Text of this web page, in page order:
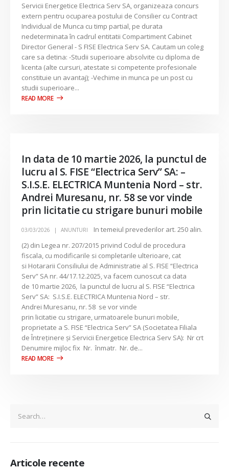
Servicii Energetice Electrica Serv SA, organizeaza concurs
extern pentru ocuparea postului de Consilier cu Contract
Individual de Munca cu timp partial, pe durata
nedeterminata în cadrul entitatii Compartiment Cabinet
Director General - S FISE Electrica Serv SA. Cautam un coleg
care sa detina: -Studii superioare absolvite cu diploma de
licenta (alte cursuri, atestate si competente profesionale
constituie un avantaj); -Vechime in munca pe un post cu
studii superioare...
In data de 10 martie 2026, la punctul de
lucru al S. FISE “Electrica Serv” SA: –
S.I.S.E. ELECTRICA Muntenia Nord – str.
Andrei Muresanu, nr. 58 se vor vinde
prin licitatie cu strigare bunuri mobile
03/03/2026 ANUNTURI
In temeiul prevederilor art. 250 alin.
(2) din Legea nr. 207/2015 privind Codul de procedura
fiscala, cu modificarile si completarile ulterioare, cat
si Hotararii Consiliului de Administratie al S. FISE “Electrica
Serv” SA nr. 44/17.12.2025, va facem cunoscut ca data
de 10 martie 2026, la punctul de lucru al S. FISE “Electrica
Serv” SA: S.I.S.E. ELECTRICA Muntenia Nord – str.
Andrei Muresanu, nr. 58 se vor vinde
prin licitatie cu strigare, urmatoarele bunuri mobile,
proprietate a S. FISE “Electrica Serv” SA (Societatea Filiala
de Întreţinere şi Servicii Energetice Electrica Serv SA): Nr crt
Denumire mijloc fix Nr. înmatr. Nr. de...
Articole recente